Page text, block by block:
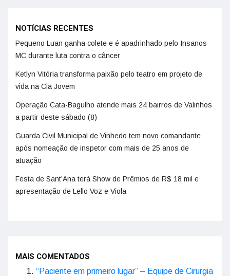
NOTÍCIAS RECENTES
Pequeno Luan ganha colete e é apadrinhado pelo Insanos
MC durante luta contra o câncer
Ketlyn Vitória transforma paixão pelo teatro em projeto de
vida na Cia Jovem
Operação Cata-Bagulho atende mais 24 bairros de Valinhos
a partir deste sábado (8)
Guarda Civil Municipal de Vinhedo tem novo comandante
após nomeação de inspetor com mais de 25 anos de
atuação
Festa de Sant’Ana terá Show de Prêmios de R$ 18 mil e
apresentação de Lello Voz e Viola
MAIS COMENTADOS
“Paciente em primeiro lugar” – Equipe de Cirurgia